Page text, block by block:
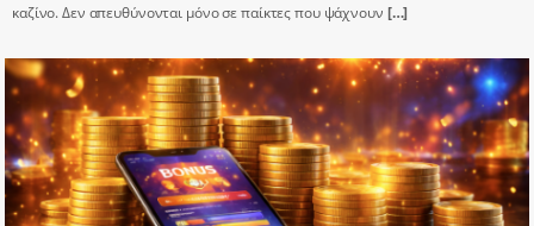
καζίνο. Δεν απευθύνονται μόνο σε παίκτες που ψάχνουν […]